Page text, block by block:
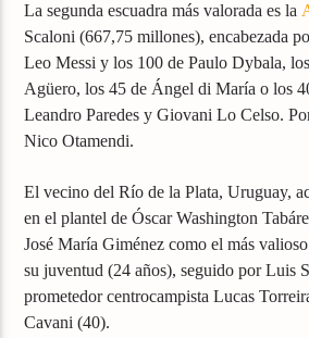
La segunda escuadra más valorada es la
Scaloni (667,75 millones), encabezada
Leo Messi y los 100 de Paulo Dybala,
Agüero, los 45 de Ángel di María o los
Leandro Paredes y Giovani Lo Celso.
Nico Otamendi.
El vecino del Río de la Plata, Uruguay,
en el plantel de Óscar Washington
José María Giménez como el más
su juventud (24 años), seguido por Luis
prometedor centrocampista Lucas
Cavani (40).